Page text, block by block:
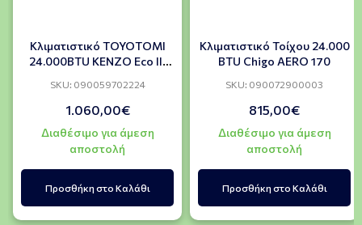
Κλιματιστικό TOYOTOMI
24.000BTU KENZO Eco IΙI
SKU: 090059702224
1.060,00€
Διαθέσιμο για άμεση
αποστολή
Προσθήκη στο Καλάθι
Κλιματιστικό Τοίχου 24.000
BTU Chigo AERO 170
SKU: 090072900003
815,00€
Διαθέσιμο για άμεση
αποστολή
Προσθήκη στο Καλάθι